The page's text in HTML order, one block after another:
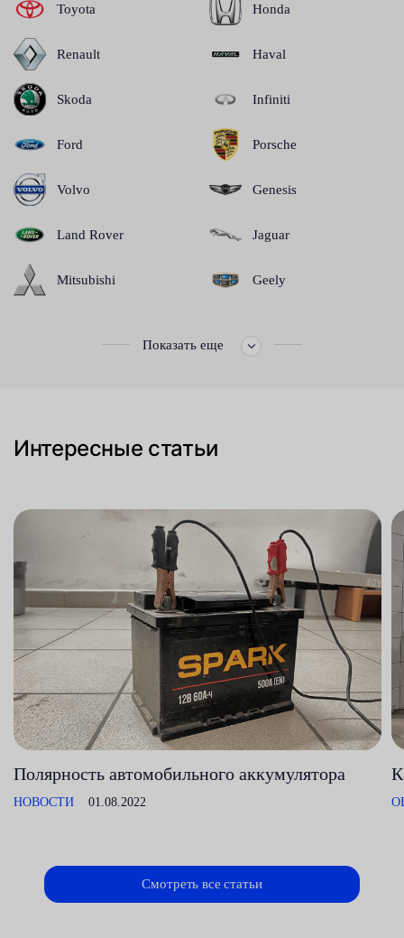
Toyota
Renault
Skoda
Ford
Volvo
Land Rover
Mitsubishi
Honda
Haval
Infiniti
Porsche
Genesis
Jaguar
Geely
Показать еще
Интересные статьи
Полярность автомобильного аккумулятора
НОВОСТИ 01.08.2022
Смотреть все статьи